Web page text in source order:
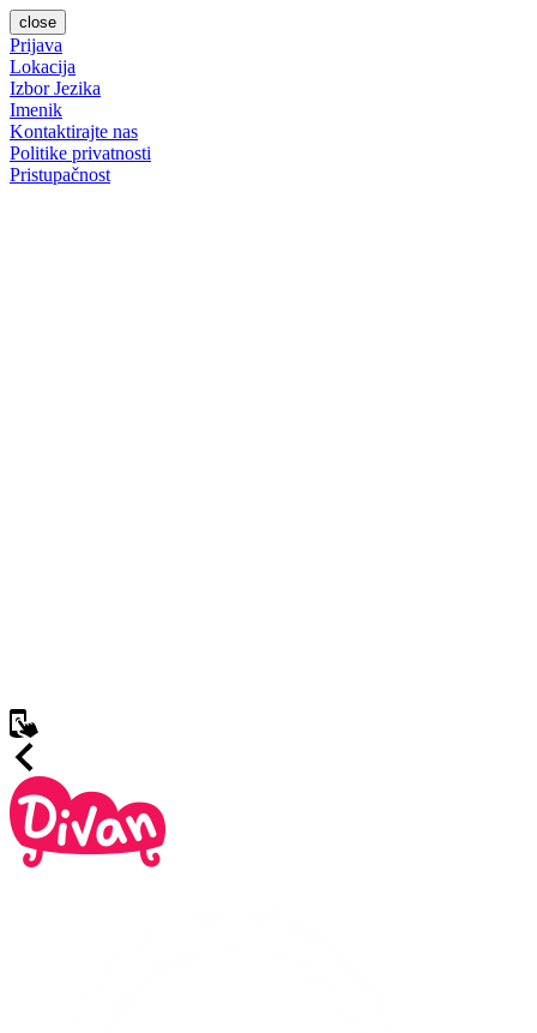
close
Prijava
Lokacija
Izbor Jezika
Imenik
Kontaktirajte nas
Politike privatnosti
Pristupačnost